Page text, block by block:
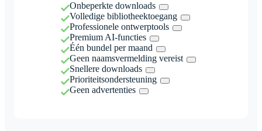
Onbeperkte downloads
Volledige bibliotheektoegang
Professionele ontwerptools
Premium AI-functies
Één bundel per maand
Geen naamsvermelding vereist
Snellere downloads
Prioriteitsondersteuning
Geen advertenties